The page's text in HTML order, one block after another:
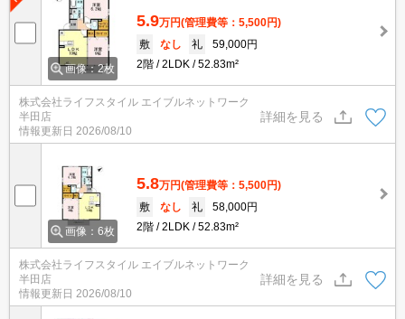
画像：2枚
5.9万円(管理費等：5,500円)
敷
なし 礼
59,000円
2階
2LDK 52.83m²
株式会社ライフスタイル エイブルネットワーク
半田店
情報更新日 2026/08/10
詳細を見る
画像：6枚
5.8万円(管理費等：5,500円)
敷
なし 礼
58,000円
2階
2LDK 52.83m²
株式会社ライフスタイル エイブルネットワーク
半田店
情報更新日 2026/08/10
詳細を見る